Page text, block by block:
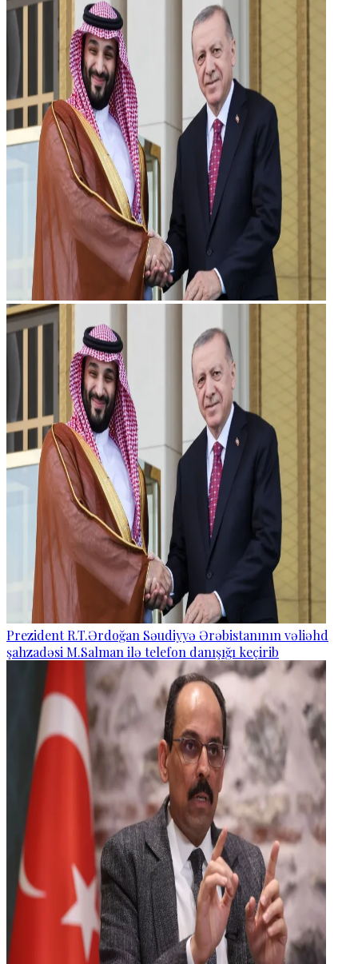
Prezident R.T.Ərdoğan Səudiyyə Ərəbistanının vəliəhd
şahzadəsi M.Salman ilə telefon danışığı keçirib